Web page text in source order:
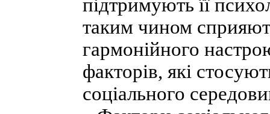
підтримують її
таким чином
гармонійного
факторів, які
соціального